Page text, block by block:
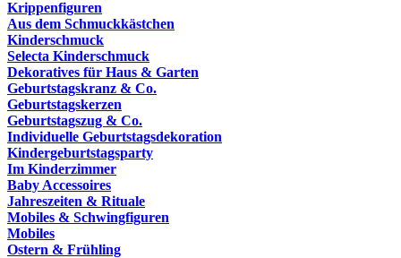
Krippenfiguren
Aus dem Schmuckkästchen
Kinderschmuck
Selecta Kinderschmuck
Dekoratives für Haus & Garten
Geburtstagskranz & Co.
Geburtstagskerzen
Geburtstagszug & Co.
Individuelle Geburtstagsdekoration
Kindergeburtstagsparty
Im Kinderzimmer
Baby Accessoires
Jahreszeiten & Rituale
Mobiles & Schwingfiguren
Mobiles
Ostern & Frühling